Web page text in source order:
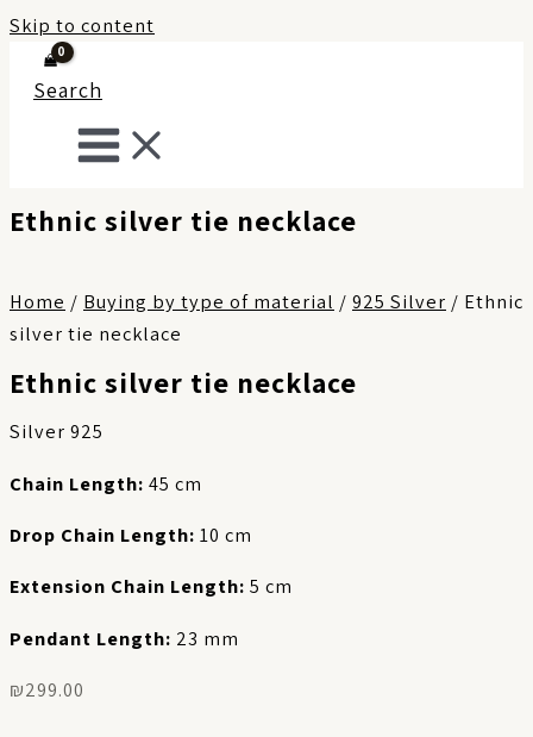
Skip to content
Search
Ethnic silver tie necklace
Home / Buying by type of material / 925 Silver / Ethnic
silver tie necklace
Ethnic silver tie necklace
Silver 925
Chain Length: 45 cm
Drop Chain Length: 10 cm
Extension Chain Length: 5 cm
Pendant Length: 23 mm
₪299.00